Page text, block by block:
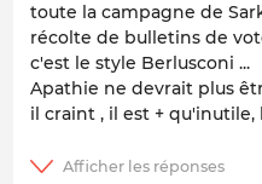
toute la campagne de
récolte de bulletins de
c'est le style Berlusconi ...
Apathie ne devrait plus
il craint , il est + qu'inutile,